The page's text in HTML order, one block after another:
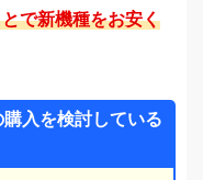
で新機種をお安く
入を検討している